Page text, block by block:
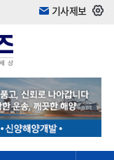
기사제보